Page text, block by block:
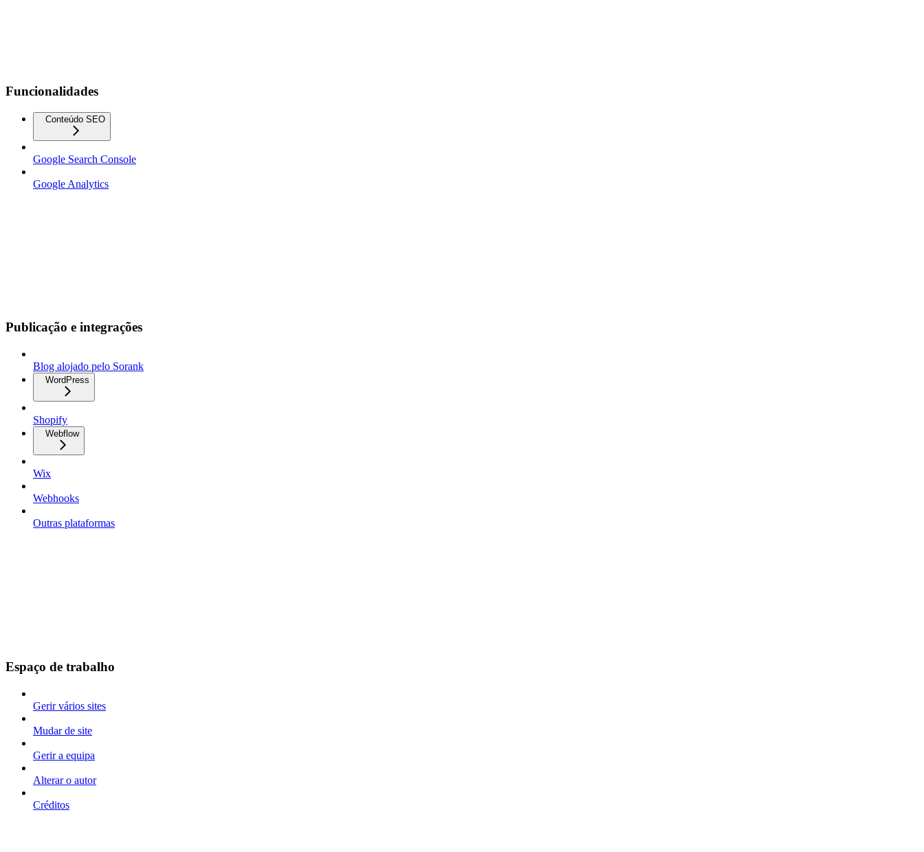
Funcionalidades
Conteúdo SEO
Google Search Console
Google Analytics
Publicação e integrações
Blog alojado pelo Sorank
WordPress
Shopify
Webflow
Wix
Webhooks
Outras plataformas
Espaço de trabalho
Gerir vários sites
Mudar de site
Gerir a equipa
Alterar o autor
Créditos